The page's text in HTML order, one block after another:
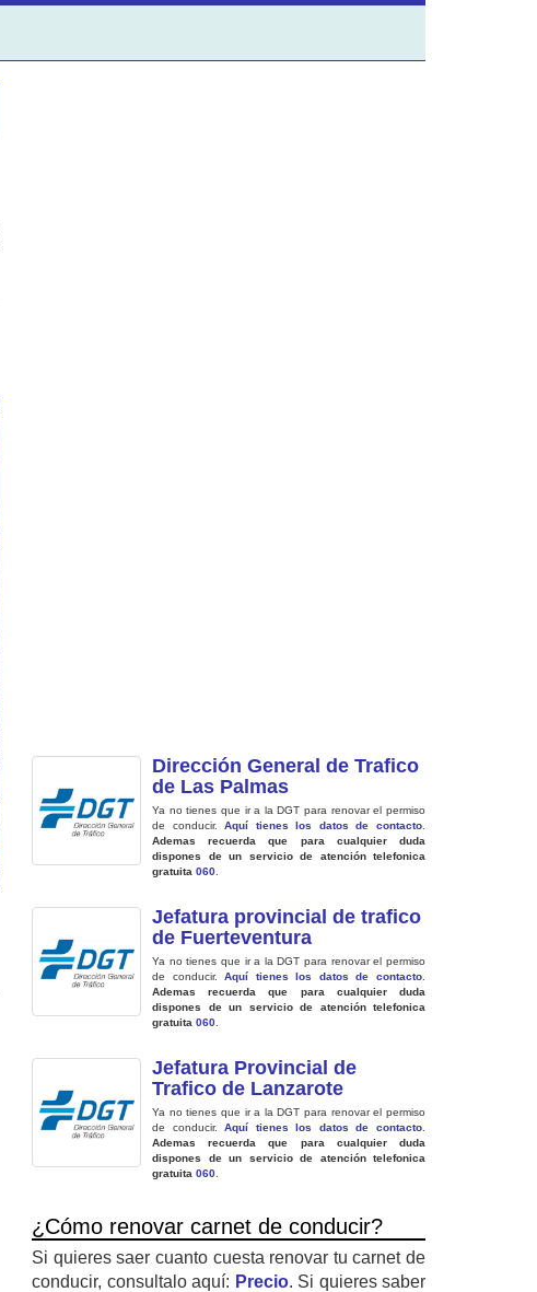
Dirección General de Trafico
de Las Palmas
Ya no tienes que ir a la DGT para renovar el permiso
de conducir.Aquí tienes los datos de contacto
Ademas recuerda que para cualquier duda
dispones de un servicio de atención telefonica
gratuita 060
Jefatura provincial de trafico
de Fuerteventura
Ya no tienes que ir a la DGT para renovar el permiso
de conducir.Aquí tienes los datos de contacto
Ademas recuerda que para cualquier duda
dispones de un servicio de atención telefonica
gratuita 060
Jefatura Provincial de
Trafico de Lanzarote
Ya no tienes que ir a la DGT para renovar el permiso
de conducir.Aquí tienes los datos de contacto
Ademas recuerda que para cualquier duda
dispones de un servicio de atención telefonica
gratuita 060
¿Cómo renovar carnet de conducir?
Si quieres saer cuanto cuesta renovar tu carnet de
conducir, consultalo aquí: Precio. Si quieres saber